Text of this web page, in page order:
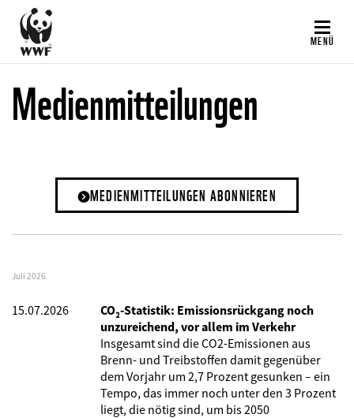
Direkt
zum
Inhalt
MENÜ
Medienmitteilungen
MEDIENMITTEILUNGEN ABONNIEREN
Juli 2026
15.07.2026
CO₂-Statistik: Emissionsrückgang noch
unzureichend, vor allem im Verkehr
Insgesamt sind die CO2-Emissionen aus
Brenn- und Treibstoffen damit gegenüber
dem Vorjahr um 2,7 Prozent gesunken – ein
Tempo, das immer noch unter den 3 Prozent
liegt, die nötig sind, um bis 2050